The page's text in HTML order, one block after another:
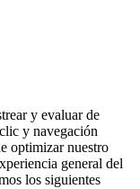
y evaluar de
y navegación
optimizar nuestro
general del
los siguientes